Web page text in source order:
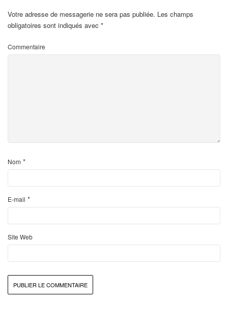
Votre adresse de messagerie ne sera pas publiée. Les champs
obligatoires sont indiqués avec *
Commentaire
Nom *
E-mail *
Site Web